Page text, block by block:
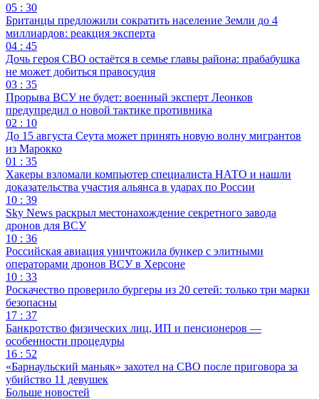
05 : 30
Британцы предложили сократить население Земли до 4
миллиардов: реакция эксперта
04 : 45
Дочь героя СВО остаётся в семье главы района: прабабушка
не может добиться правосудия
03 : 35
Прорыва ВСУ не будет: военный эксперт Леонков
предупредил о новой тактике противника
02 : 10
До 15 августа Сеута может принять новую волну мигрантов
из Марокко
01 : 35
Хакеры взломали компьютер специалиста НАТО и нашли
доказательства участия альянса в ударах по России
10 : 39
Sky News раскрыл местонахождение секретного завода
дронов для ВСУ
10 : 36
Российская авиация уничтожила бункер с элитными
операторами дронов ВСУ в Херсоне
10 : 33
Роскачество проверило бургеры из 20 сетей: только три марки
безопасны
17 : 37
Банкротство физических лиц, ИП и пенсионеров —
особенности процедуры
16 : 52
«Барнаульский маньяк» захотел на СВО после приговора за
убийство 11 девушек
Больше новостей